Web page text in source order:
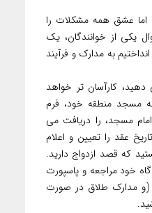
اما عشق همه مشکلات را
یکی از خوانندگان، یک
به مدارک و فرآیند
کارآسان تر خواهد
مسجد منطقه خود، فرم
مسجد، را دریافت می
عقد را تعیین و اعلام
که قصد ازدواج دارید.
خود مراجعه و پاسپورت
(و مدارک طلاق در صورت